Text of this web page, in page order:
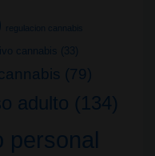
regulacion cannabis
cannabis (33)
(79)
adulto (134)
personal